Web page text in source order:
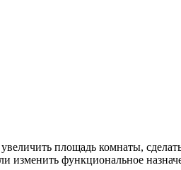
площадь комнаты,
изменить функциональное